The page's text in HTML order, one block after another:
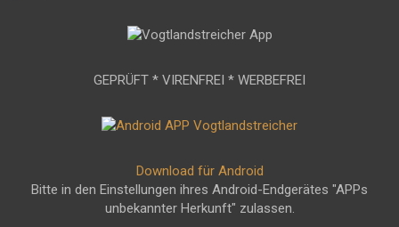
GEPRÜFT * VIRENFREI * WERBEFREI
Download für Android
Bitte in den Einstellungen ihres Android-Endgerätes "APPs
unbekannter Herkunft" zulassen.